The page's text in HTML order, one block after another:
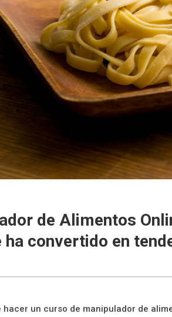
de Alimentos
ha convertido en
hacer un curso de manipulador de